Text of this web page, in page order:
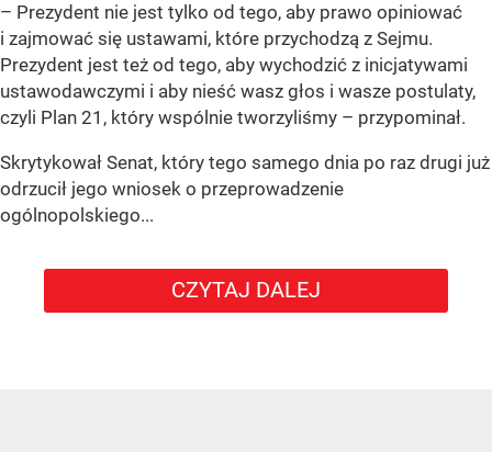
– Prezydent nie jest tylko od tego, aby prawo opiniować
i zajmować się ustawami, które przychodzą z Sejmu.
Prezydent jest też od tego, aby wychodzić z inicjatywami
ustawodawczymi i aby nieść wasz głos i wasze postulaty,
czyli Plan 21, który wspólnie tworzyliśmy – przypominał.
Skrytykował Senat, który tego samego dnia po raz drugi już
odrzucił jego wniosek o przeprowadzenie
ogólnopolskiego...
CZYTAJ DALEJ